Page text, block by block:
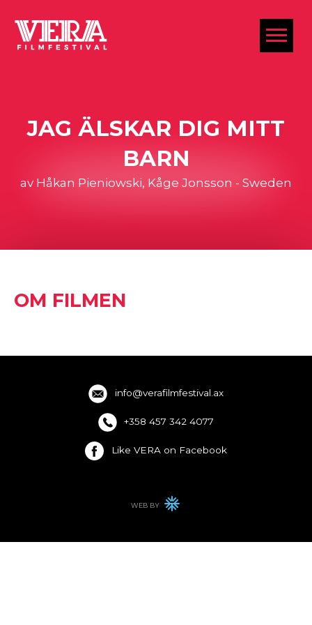
JAG ÄLSKAR DIG MITT
BARN
av Håkan Pieniowski, Kåge Jonsson - Sweden
OM FILMEN
info@verafilmfestival.ax
+358 457 342 4077
Like VERA on Facebook
WEB BY